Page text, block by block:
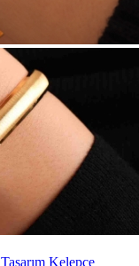
Tasarım Kelepçe